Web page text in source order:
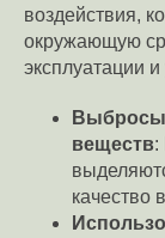
воздействия,
окружающую
эксплуатации
Выбросы
веществ:
качество